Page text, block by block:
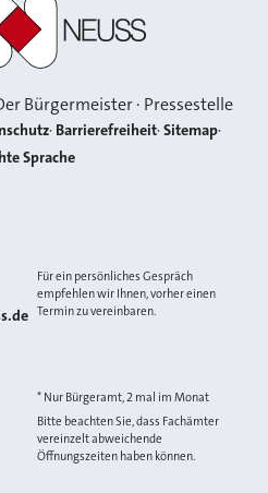
Bürgermeister · Pressestelle
Barrierefreiheit Sitemap
Sprache
Für ein persönliches Gespräch
empfehlen wir Ihnen, vorher einen
Termin zu vereinbaren.
* Nur Bürgeramt, 2 mal im Monat
Bitte beachten Sie, dass Fachämter
vereinzelt abweichende
Öffnungszeiten haben können.